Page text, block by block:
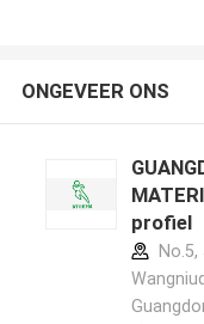
ONGEVEER ONS
profiel